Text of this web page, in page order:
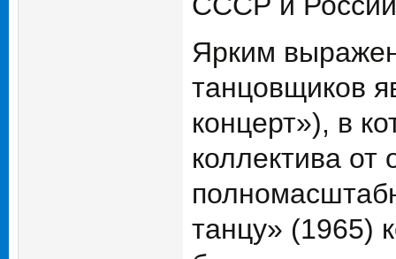
Ярким
танцовщиков
концерт»), в
коллектива
танцу» (1965)